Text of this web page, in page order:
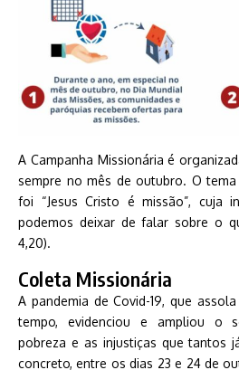
A Campanha Missionária é
sempre no mês de outubro. O
foi “Jesus Cristo é missão”, cuja
podemos deixar de falar sobre o
4,20).
Coleta Missionária
A pandemia de Covid-19, que
tempo, evidenciou e ampliou o
pobreza e as injustiças que tantos
concreto, entre os dias 23 e 24 de